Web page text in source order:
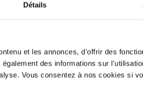
Détails
et les annonces, d'offrir des
des informations sur
Vous consentez à nos cookies si
E-mail to get the current time.